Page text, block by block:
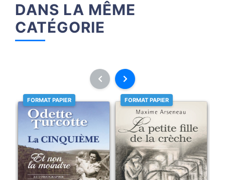
DANS LA MÊME
CATÉGORIE
FORMAT PAPIER FORMAT PAPIER